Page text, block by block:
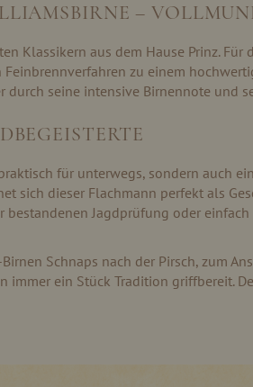
–
Klassikern aus dem Hause Prinz.
zu einem
seine intensive Birnennote und
für unterwegs, sondern auch
sich dieser Flachmann perfekt als
bestandenen Jagdprüfung oder
Schnaps nach der Pirsch, zum
immer ein Stück Tradition griffbereit.